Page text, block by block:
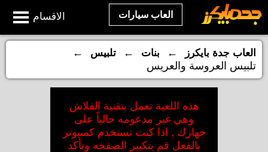
الاقسام العاب سيارات
العاب جدة بايكرز ← بنات ← تلبيس
←
تلبيس العروسة والعريس
هذه اللعبة تعمل بتقنية الفلاش
وهي غير مدعومه حالياً على
جهازك , اذا كنت تستخدم كمبيوتر
بالفعل قم بتكبير الصفحه وتأكد